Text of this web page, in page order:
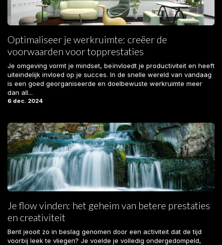
Optimaliseer je werkruimte: creëer de
voorwaarden voor topprestaties
Je omgeving vormt je mindset, beïnvloedt je productiviteit en heeft
uiteindelijk invloed op je succes. In de snelle wereld van vandaag
is een goed georganiseerde en doelbewuste werkruimte meer
dan all...
6 dec. 2024
Je flow vinden: het geheim van betere prestaties
en creativiteit
Bent jeooit zo in beslag genomen door een activiteit dat de tijd
voorbij leek te vliegen? Je voelde je volledig ondergedompeld,